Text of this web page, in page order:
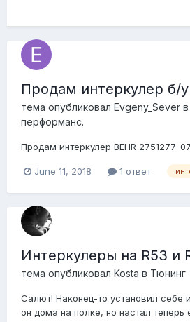
Продам интеркулер б/у
тема опубликовал Evgeny_Sever в
перформанс.
Продам интеркулер BEHR 2751277-
June 11, 2018 1 ответ
Интеркулеры на R53 и
тема опубликовал Kosta в Тюнинг
Салют! Наконец-то установил себе
он дома на полке, но настал теперь